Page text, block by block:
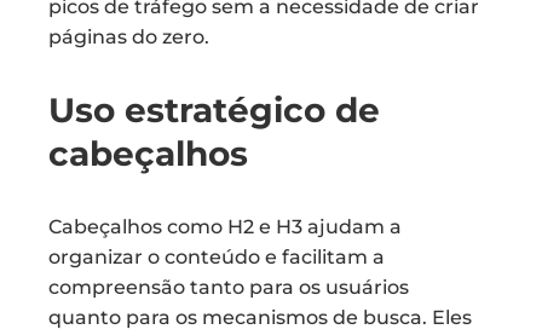
picos de tráfego sem a necessidade de criar
páginas do zero.
Uso estratégico de
cabeçalhos
Cabeçalhos como H2 e H3 ajudam a
organizar o conteúdo e facilitam a
compreensão tanto para os usuários
quanto para os mecanismos de busca. Eles